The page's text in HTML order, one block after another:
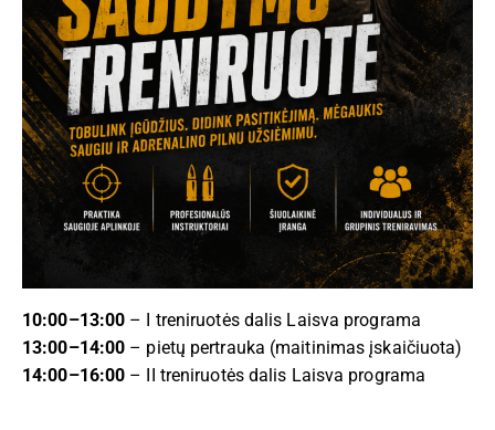
10:00–13:00 – I treniruotės dalis Laisva programa
13:00–14:00 – pietų pertrauka (maitinimas įskaičiuota)
14:00–16:00 – II treniruotės dalis Laisva programa